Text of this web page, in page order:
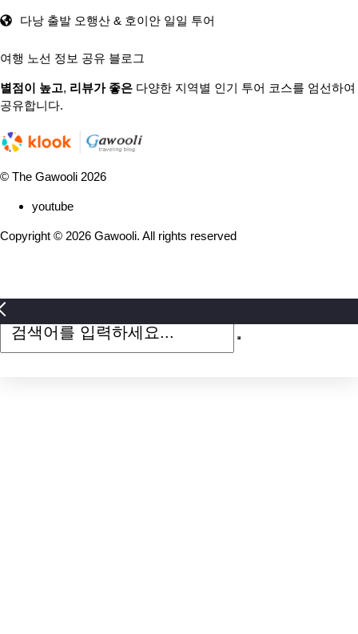
다낭 출발 오행산 & 호이안 일일 투어
여행 노선 정보 공유 블로그
별점이 높고, 리뷰가 좋은 다양한 지역별 인기 투어 코스를 엄선하여
공유합니다.
© The Gawooli 2026
youtube
Copyright © 2026 Gawooli. All rights reserved
검
어